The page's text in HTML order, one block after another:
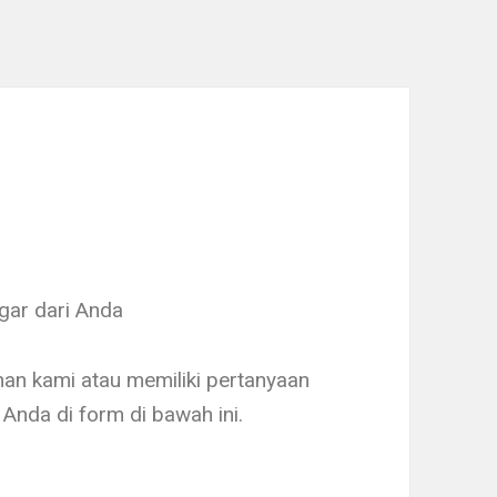
dari Anda
kami atau memiliki pertanyaan
di form di bawah ini.